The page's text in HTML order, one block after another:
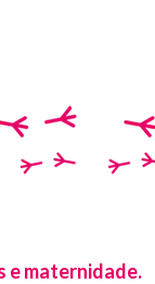
e maternidade.